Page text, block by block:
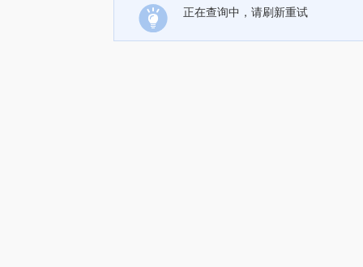
正在查询中，请刷新重试